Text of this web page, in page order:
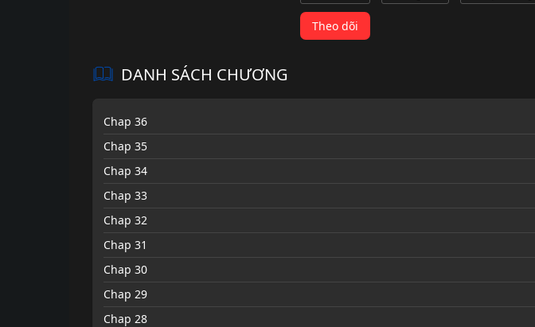
Theo dõi
DANH SÁCH CHƯƠNG
Chap 36
Chap 35
Chap 34
Chap 33
Chap 32
Chap 31
Chap 30
Chap 29
Chap 28